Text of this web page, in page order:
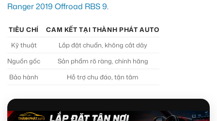
Ranger 2019 Offroad RBS 9.
TIÊU CHÍ
CAM KẾT TẠI THÀNH PHÁT AUTO
Kỹ thuật
Lắp đặt chuẩn, không cắt dây
Nguồn gốc
Sản phẩm rõ ràng, chính hãng
Bảo hành
Hỗ trợ chu đáo, tận tâm